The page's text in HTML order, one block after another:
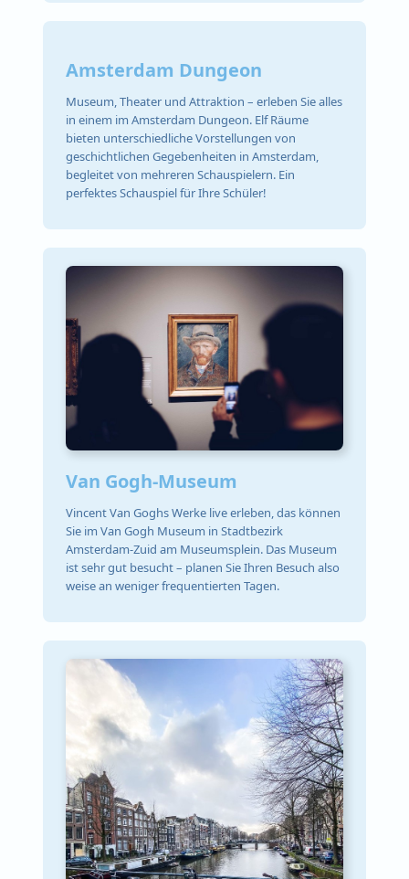
Amsterdam Dungeon
Museum, Theater und Attraktion – erleben Sie alles
in einem im Amsterdam Dungeon. Elf Räume
bieten unterschiedliche Vorstellungen von
geschichtlichen Gegebenheiten in Amsterdam,
begleitet von mehreren Schauspielern. Ein
perfektes Schauspiel für Ihre Schüler!
Van Gogh-Museum
Vincent Van Goghs Werke live erleben, das können
Sie im Van Gogh Museum in Stadtbezirk
Amsterdam-Zuid am Museumsplein. Das Museum
ist sehr gut besucht – planen Sie Ihren Besuch also
weise an weniger frequentierten Tagen.